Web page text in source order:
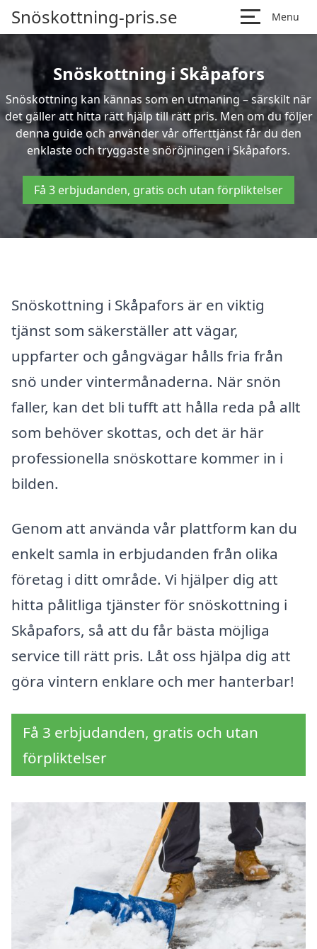
Snöskottning-pris.se Menu
Snöskottning i Skåpafors
Snöskottning kan kännas som en utmaning – särskilt när
det gäller att hitta rätt hjälp till rätt pris. Men om du följer
denna guide och använder vår offerttjänst får du den
enklaste och tryggaste snöröjningen i Skåpafors.
Få 3 erbjudanden, gratis och utan förpliktelser
Snöskottning i Skåpafors är en viktig
tjänst som säkerställer att vägar,
uppfarter och gångvägar hålls fria från
snö under vintermånaderna. När snön
faller, kan det bli tufft att hålla reda på allt
som behöver skottas, och det är här
professionella snöskottare kommer in i
bilden.
Genom att använda vår plattform kan du
enkelt samla in erbjudanden från olika
företag i ditt område. Vi hjälper dig att
hitta pålitliga tjänster för snöskottning i
Skåpafors, så att du får bästa möjliga
service till rätt pris. Låt oss hjälpa dig att
göra vintern enklare och mer hanterbar!
Få 3 erbjudanden, gratis och utan
förpliktelser